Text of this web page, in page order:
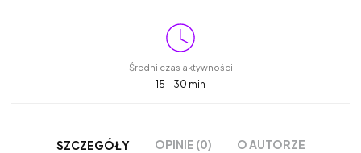
Średni czas aktywności
15 - 30 min
SZCZEGÓŁY OPINIE (0) O AUTORZE